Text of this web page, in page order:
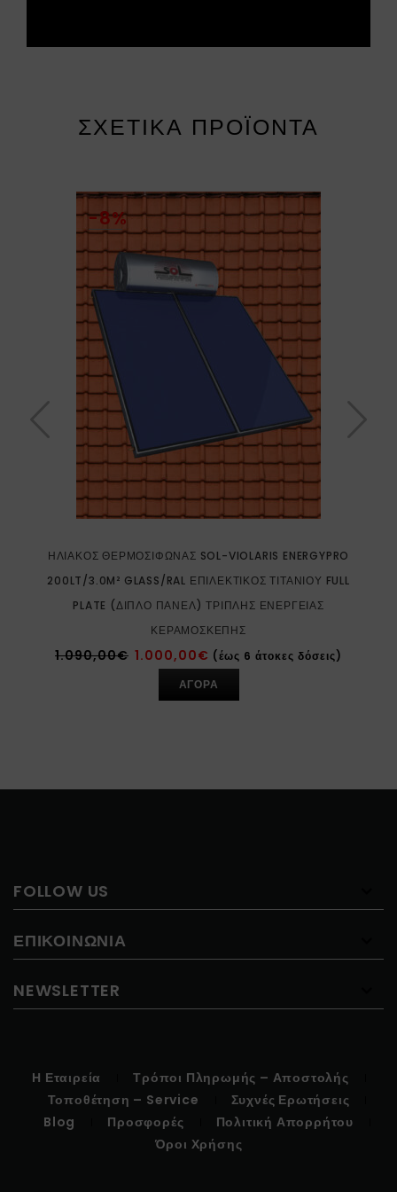
ΣΧΕΤΙΚΆ ΠΡΟΪΌΝΤΑ
-8%
ΗΛΙΑΚΌΣ ΘΕΡΜΟΣΊΦΩΝΑΣ SOL-VIOLARIS ENERGYPRO
200LT/3.0M² GLASS/RAL ΕΠΙΛΕΚΤΙΚΌΣ ΤΙΤΑΝΊΟΥ FULL
PLATE (ΔΙΠΛΌ ΠΆΝΕΛ) ΤΡΙΠΛΉΣ ΕΝΈΡΓΕΙΑΣ
ΚΕΡΑΜΟΣΚΕΠΉΣ
1.090,00€ 1.000,00€ (έως 6 άτοκες δόσεις)
ΑΓΟΡΑ
FOLLOW US
ΕΠΙΚΟΙΝΩΝΊΑ
NEWSLETTER
Η Εταιρεία
Τρόποι Πληρωμής – Αποστολής
Τοποθέτηση – Service
Συχνές Ερωτήσεις
Blog
Προσφορές
Πολιτική Απορρήτου
Όροι Χρήσης